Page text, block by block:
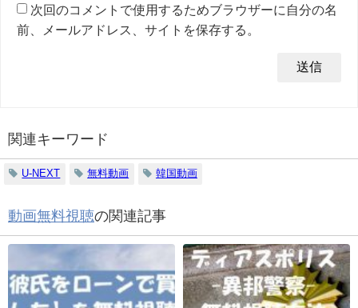
次回のコメントで使用するためブラウザーに自分の名
前、メールアドレス、サイトを保存する。
関連キーワード
U-NEXT 無料動画 韓国動画
動画無料視聴の関連記事